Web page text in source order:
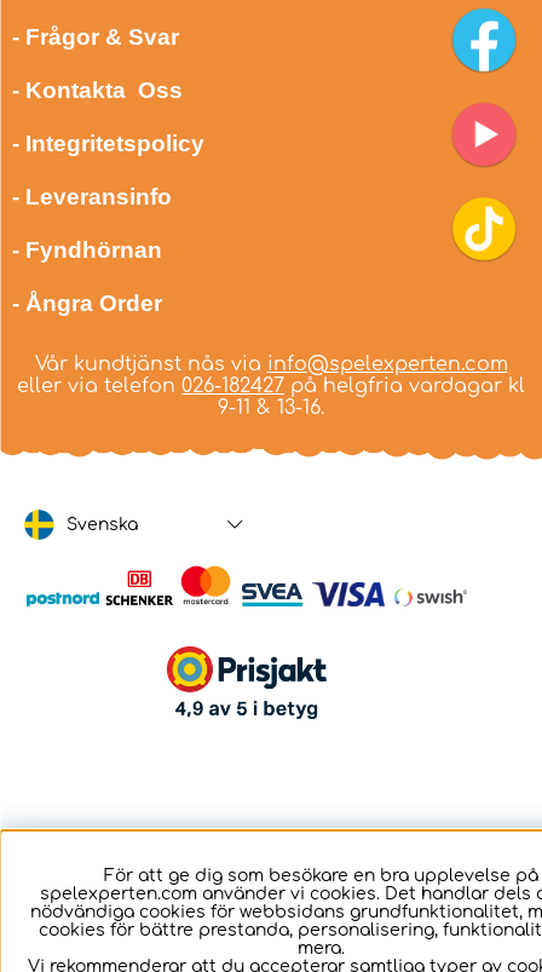
- Frågor & Svar
- Kontakta Oss
- Integritetspolicy
- Leveransinfo
- Fyndhörnan
- Ångra Order
Vår kundtjänst nås via info@spelexperten.com
eller via telefon 026-182427 på helgfria vardagar kl
9-11 & 13-16.
Svenska
För att ge dig som besökare en bra upplevelse på
spelexperten.com använder vi cookies. Det handlar dels
nödvändiga cookies för webbsidans grundfunktionalitet,
cookies för bättre prestanda, personalisering,
mera.
Vi rekommenderar att du accepterar samtliga typer av